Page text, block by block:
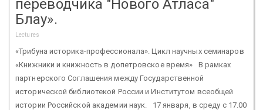
переводчика "Нового Атласа"
Блау».
Lectures
«Трибуна историка-профессионала». Цикл научных семинаров
«Книжники и книжность в допетровское время» В рамках
партнерского Соглашения между Государственной
исторической библиотекой России и Институтом всеобщей
истории Российской академии наук. 17 января, в среду с 17.00